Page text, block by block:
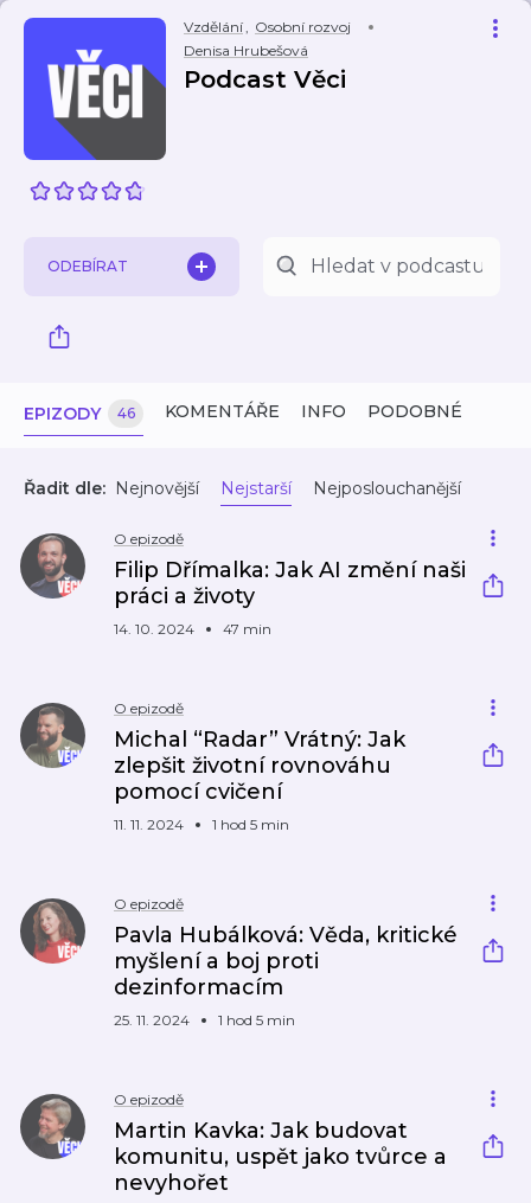
Vzdělání, Osobní rozvoj
Denisa Hrubešová
Podcast Věci
ODEBÍRAT
EPIZODY 46 KOMENTÁŘE INFO PODOBNÉ
Řadit dle: Nejnovější Nejstarší Nejposlouchanější
O epizodě
Filip Dřímalka: Jak AI změní naši
práci a životy
14. 10. 2024 47 min
O epizodě
Michal “Radar” Vrátný: Jak
zlepšit životní rovnováhu
pomocí cvičení
11. 11. 2024 1 hod 5 min
O epizodě
Pavla Hubálková: Věda, kritické
myšlení a boj proti
dezinformacím
25. 11. 2024 1 hod 5 min
O epizodě
Martin Kavka: Jak budovat
komunitu, uspět jako tvůrce a
nevyhořet